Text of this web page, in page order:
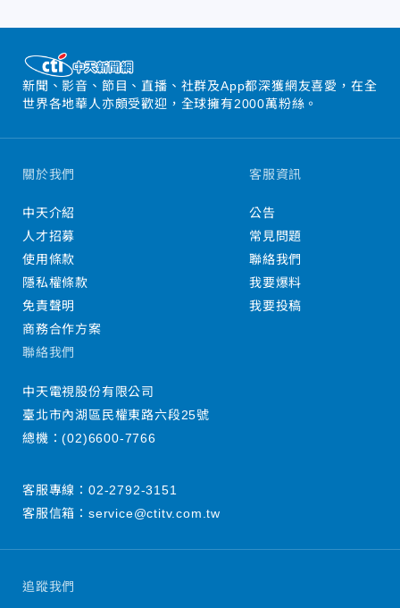
新聞、影音、節目、直播、社群及App都深獲網友喜愛，在全
世界各地華人亦頗受歡迎，全球擁有2000萬粉絲。
追蹤我們
關於我們
中天介紹
人才招募
使用條款
隱私權條款
免責聲明
商務合作方案
客服資訊
公告
常見問題
聯絡我們
我要爆料
我要投稿
聯絡我們
中天電視股份有限公司
臺北市內湖區民權東路六段25號
總機：(02)6600-7766
客服專線： 02-2792-3151
客服信箱： service@ctitv.com.tw